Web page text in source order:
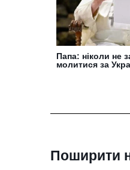
Папа: ніколи не
молитися за
Поширити